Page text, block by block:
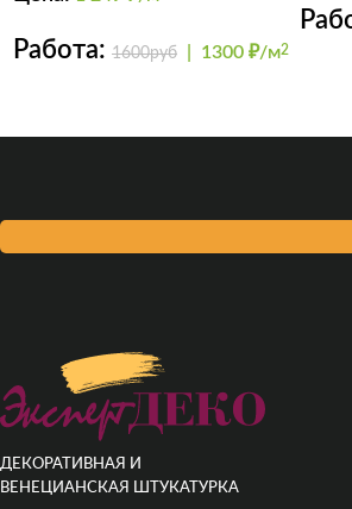
Работа: 1600руб 1300 ₽/м2
ДЕКОРАТИВНАЯ И
ВЕНЕЦИАНСКАЯ ШТУКАТУРКА